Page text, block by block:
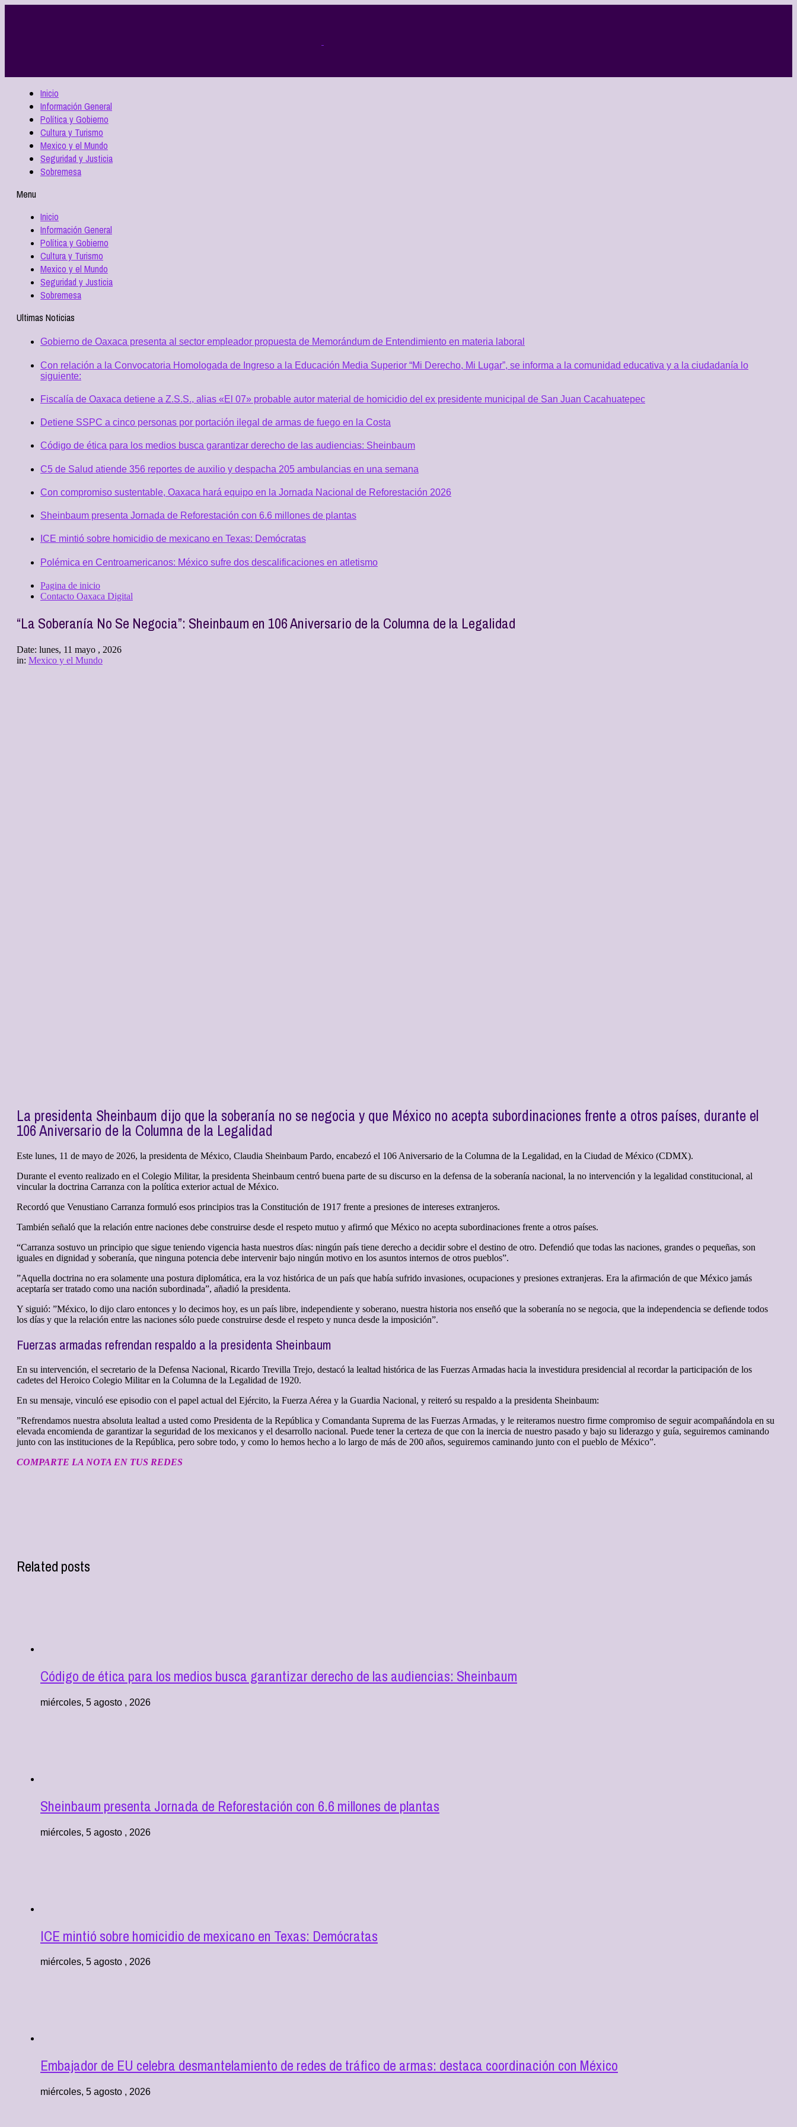
Inicio
Información General
Política y Gobierno
Cultura y Turismo
Mexico y el Mundo
Seguridad y Justicia
Sobremesa
Menu
Inicio
Información General
Política y Gobierno
Cultura y Turismo
Mexico y el Mundo
Seguridad y Justicia
Sobremesa
Ultimas Noticias
Gobierno de Oaxaca presenta al sector empleador propuesta de Memorándum de Entendimiento en materia laboral
Con relación a la Convocatoria Homologada de Ingreso a la Educación Media Superior “Mi Derecho, Mi Lugar”, se informa a la comunidad educativa y a la ciudadanía lo
siguiente:
Fiscalía de Oaxaca detiene a Z.S.S., alias «El 07» probable autor material de homicidio del ex presidente municipal de San Juan Cacahuatepec
Detiene SSPC a cinco personas por portación ilegal de armas de fuego en la Costa
Código de ética para los medios busca garantizar derecho de las audiencias: Sheinbaum
C5 de Salud atiende 356 reportes de auxilio y despacha 205 ambulancias en una semana
Con compromiso sustentable, Oaxaca hará equipo en la Jornada Nacional de Reforestación 2026
Sheinbaum presenta Jornada de Reforestación con 6.6 millones de plantas
ICE mintió sobre homicidio de mexicano en Texas: Demócratas
Polémica en Centroamericanos: México sufre dos descalificaciones en atletismo
Pagina de inicio
Contacto Oaxaca Digital
“La Soberanía No Se Negocia”: Sheinbaum en 106 Aniversario de la Columna de la Legalidad
Date: lunes, 11 mayo , 2026
in: Mexico y el Mundo
La presidenta Sheinbaum dijo que la soberanía no se negocia y que México no acepta subordinaciones frente a otros países, durante el
106 Aniversario de la Columna de la Legalidad
Este lunes, 11 de mayo de 2026, la presidenta de México, Claudia Sheinbaum Pardo, encabezó el 106 Aniversario de la Columna de la Legalidad, en la Ciudad de México (CDMX).
Durante el evento realizado en el Colegio Militar, la presidenta Sheinbaum centró buena parte de su discurso en la defensa de la soberanía nacional, la no intervención y la legalidad constitucional, al
vincular la doctrina Carranza con la política exterior actual de México.
Recordó que Venustiano Carranza formuló esos principios tras la Constitución de 1917 frente a presiones de intereses extranjeros.
También señaló que la relación entre naciones debe construirse desde el respeto mutuo y afirmó que México no acepta subordinaciones frente a otros países.
“Carranza sostuvo un principio que sigue teniendo vigencia hasta nuestros días: ningún país tiene derecho a decidir sobre el destino de otro. Defendió que todas las naciones, grandes o pequeñas, son
iguales en dignidad y soberanía, que ninguna potencia debe intervenir bajo ningún motivo en los asuntos internos de otros pueblos”.
”Aquella doctrina no era solamente una postura diplomática, era la voz histórica de un país que había sufrido invasiones, ocupaciones y presiones extranjeras. Era la afirmación de que México jamás
aceptaría ser tratado como una nación subordinada”, añadió la presidenta.
Y siguió: ”México, lo dijo claro entonces y lo decimos hoy, es un país libre, independiente y soberano, nuestra historia nos enseñó que la soberanía no se negocia, que la independencia se defiende todos
los días y que la relación entre las naciones sólo puede construirse desde el respeto y nunca desde la imposición”.
Fuerzas armadas refrendan respaldo a la presidenta Sheinbaum
En su intervención, el secretario de la Defensa Nacional, Ricardo Trevilla Trejo, destacó la lealtad histórica de las Fuerzas Armadas hacia la investidura presidencial al recordar la participación de los
cadetes del Heroico Colegio Militar en la Columna de la Legalidad de 1920.
En su mensaje, vinculó ese episodio con el papel actual del Ejército, la Fuerza Aérea y la Guardia Nacional, y reiteró su respaldo a la presidenta Sheinbaum:
”Refrendamos nuestra absoluta lealtad a usted como Presidenta de la República y Comandanta Suprema de las Fuerzas Armadas, y le reiteramos nuestro firme compromiso de seguir acompañándola en su
elevada encomienda de garantizar la seguridad de los mexicanos y el desarrollo nacional. Puede tener la certeza de que con la inercia de nuestro pasado y bajo su liderazgo y guía, seguiremos caminando
junto con las instituciones de la República, pero sobre todo, y como lo hemos hecho a lo largo de más de 200 años, seguiremos caminando junto con el pueblo de México”.
COMPARTE LA NOTA EN TUS REDES
Related posts
Código de ética para los medios busca garantizar derecho de las audiencias: Sheinbaum
miércoles, 5 agosto , 2026
Sheinbaum presenta Jornada de Reforestación con 6.6 millones de plantas
miércoles, 5 agosto , 2026
ICE mintió sobre homicidio de mexicano en Texas: Demócratas
miércoles, 5 agosto , 2026
Embajador de EU celebra desmantelamiento de redes de tráfico de armas: destaca coordinación con México
miércoles, 5 agosto , 2026